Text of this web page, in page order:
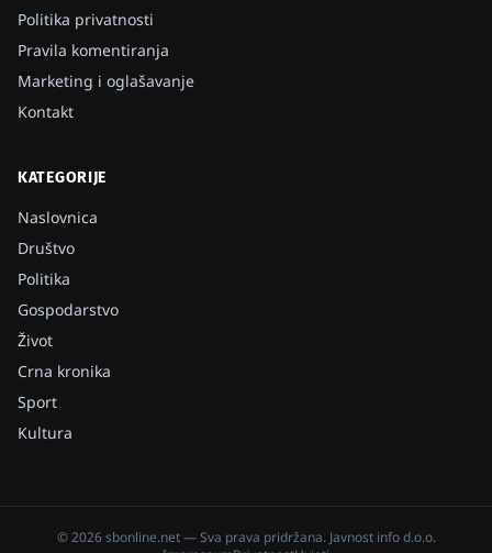
Politika privatnosti
Pravila komentiranja
Marketing i oglašavanje
Kontakt
KATEGORIJE
Naslovnica
Društvo
Politika
Gospodarstvo
Život
Crna kronika
Sport
Kultura
©2026 sbonline.net— Sva prava pridržana. Javnost info d.o.o.